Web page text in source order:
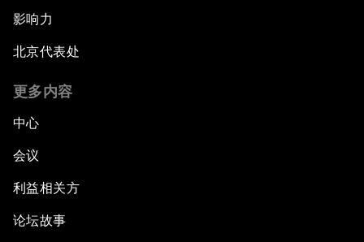
影响力
北京代表处
更多内容
中心
会议
利益相关方
论坛故事